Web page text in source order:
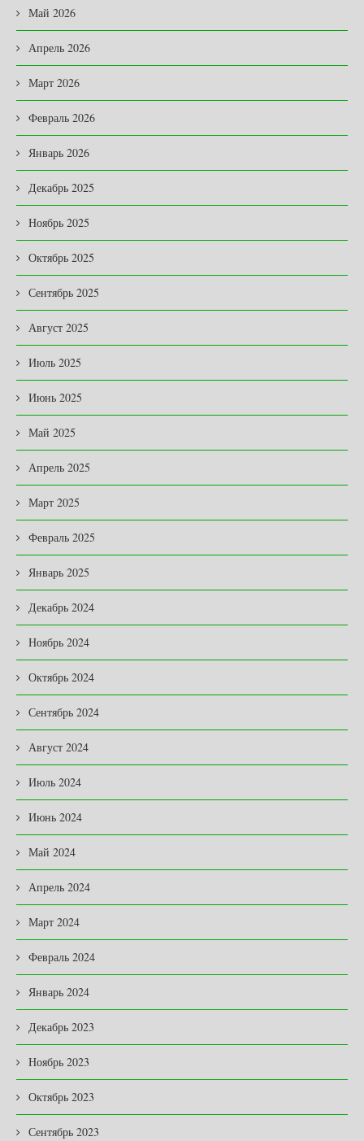
Май 2026
Апрель 2026
Март 2026
Февраль 2026
Январь 2026
Декабрь 2025
Ноябрь 2025
Октябрь 2025
Сентябрь 2025
Август 2025
Июль 2025
Июнь 2025
Май 2025
Апрель 2025
Март 2025
Февраль 2025
Январь 2025
Декабрь 2024
Ноябрь 2024
Октябрь 2024
Сентябрь 2024
Август 2024
Июль 2024
Июнь 2024
Май 2024
Апрель 2024
Март 2024
Февраль 2024
Январь 2024
Декабрь 2023
Ноябрь 2023
Октябрь 2023
Сентябрь 2023